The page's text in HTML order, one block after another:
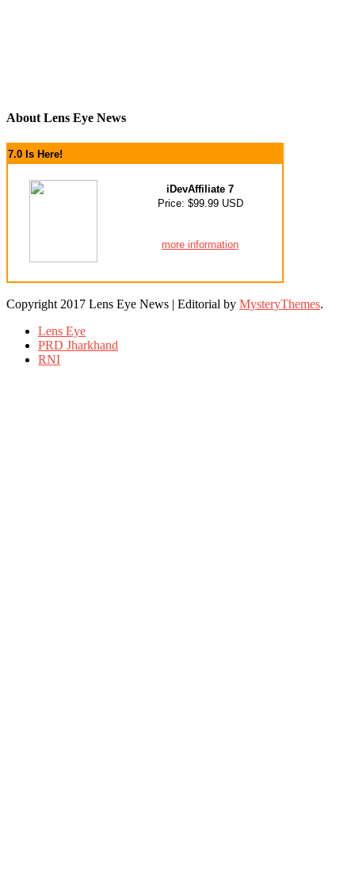
About Lens Eye News
7.0 Is Here!
iDevAffiliate 7
Price: $99.99 USD
more information
Copyright 2017 Lens Eye News | Editorial by MysteryThemes.
Lens Eye
PRD Jharkhand
RNI